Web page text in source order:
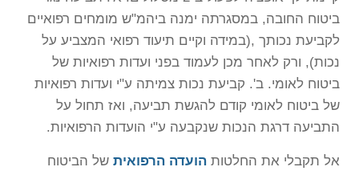
ביטוח החובה, במסגרתה ימנה ביהמ"ש מומחים רפואיים
לקביעת נכותך ,(במידה וקיים תיעוד רפואי המצביע על
נכות), ורק לאחר מכן לעמוד בפני ועדות רפואיות של
ביטוח לאומי. ב'. קביעת נכות צמיתה ע"י ועדות רפואיות
של ביטוח לאומי קודם להגשת תביעה, ואז תחול על
התביעה דרגת הנכות שנקבעה ע"י הועדות הרפואיות.
אל תקבלי את החלטות הועדה הרפואית של הביטוח